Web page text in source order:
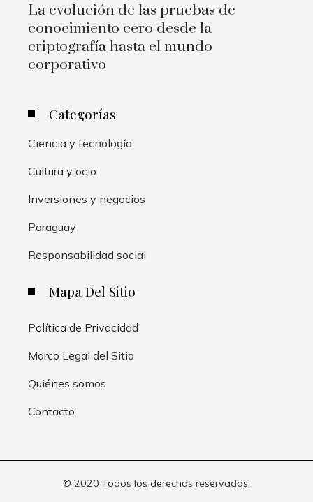
La evolución de las pruebas de
conocimiento cero desde la
criptografía hasta el mundo
corporativo
Categorías
Ciencia y tecnología
Cultura y ocio
Inversiones y negocios
Paraguay
Responsabilidad social
Mapa Del Sitio
Política de Privacidad
Marco Legal del Sitio
Quiénes somos
Contacto
© 2020 Todos los derechos reservados.